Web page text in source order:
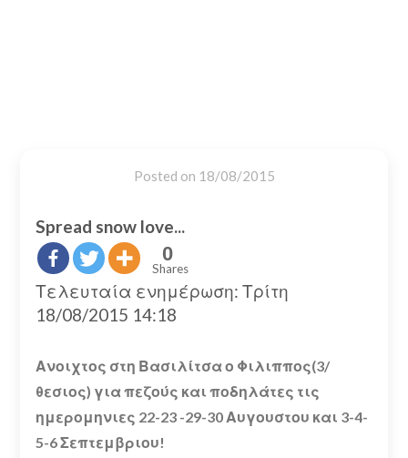
Posted on 18/08/2015
Spread snow love...
0
Shares
Τελευταία ενημέρωση: Τρίτη
18/08/2015 14:18
Ανοιχτος στη Βασιλίτσα ο Φιλιππος(3/
θεσιος) για πεζούς και ποδηλάτες τις
ημερομηνιες 22-23 -29-30 Αυγουστου και 3-4-
5-6 Σεπτεμβριου!